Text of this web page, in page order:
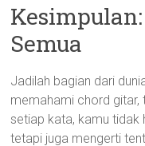
Semua
Jadilah bagian dari
memahami chord gitar,
setiap kata, kamu tidak
tetapi juga mengerti